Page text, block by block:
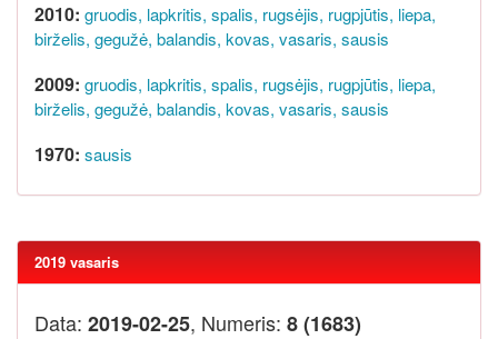
2010: gruodis, lapkritis, spalis, rugsėjis, rugpjūtis, liepa,
birželis, gegužė, balandis, kovas, vasaris, sausis
2009: gruodis, lapkritis, spalis, rugsėjis, rugpjūtis, liepa,
birželis, gegužė, balandis, kovas, vasaris, sausis
1970: sausis
2019 vasaris
Data: 2019-02-25, Numeris: 8 (1683)